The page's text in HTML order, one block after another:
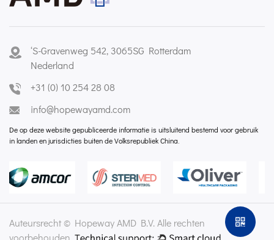
‘S-Gravenweg 542, 3065SG Rotterdam
Nederland
+31 (0) 10 254 28 08
info@hopewayamd.com
De op deze website gepubliceerde informatie is uitsluitend bestemd voor gebruik
in landen en jurisdicties buiten de Volksrepubliek China.
Auteursrecht © Hopeway AMD B.V. Alle rechten
voorbehouden.